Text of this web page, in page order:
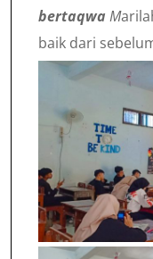
bertaqwa M
baik dari